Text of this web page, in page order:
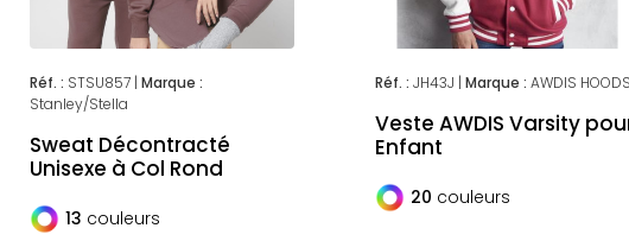
Réf. : STSU857 | Marque :
Stanley/Stella
Sweat Décontracté
Unisexe à Col Rond
13 couleurs
Réf. : JH43J | Marque : AWDIS HOODS
Veste AWDIS Varsity
Enfant
20 couleurs